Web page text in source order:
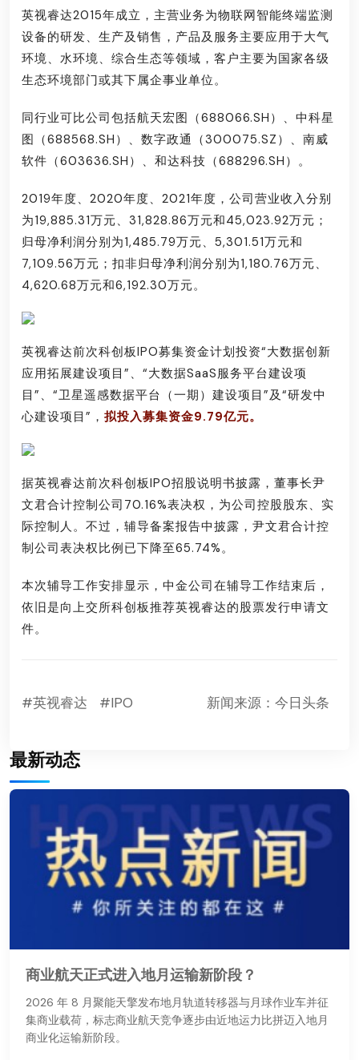
英视睿达2015年成立，主营业务为物联网智能终端监测
设备的研发、生产及销售，产品及服务主要应用于大气
环境、水环境、综合生态等领域，客户主要为国家各级
生态环境部门或其下属企事业单位。
同行业可比公司包括航天宏图（688066.SH）、中科星
图（688568.SH）、数字政通（300075.SZ）、南威
软件（603636.SH）、和达科技（688296.SH）。
2019年度、2020年度、2021年度，公司营业收入分别
为19,885.31万元、31,828.86万元和45,023.92万元；
归母净利润分别为1,485.79万元、5,301.51万元和
7,109.56万元；扣非归母净利润分别为1,180.76万元、
4,620.68万元和6,192.30万元。
英视睿达前次科创板IPO募集资金计划投资“大数据创新
应用拓展建设项目”、“大数据SaaS服务平台建设项
目”、“卫星遥感数据平台（一期）建设项目”及“研发中
心建设项目”， 拟投入募集资金9.79亿元。
据英视睿达前次科创板IPO招股说明书披露，董事长尹
文君合计控制公司70.16%表决权，为公司控股股东、实
际控制人。不过，辅导备案报告中披露，尹文君合计控
制公司表决权比例已下降至65.74%。
本次辅导工作安排显示，中金公司在辅导工作结束后，
依旧是向上交所科创板推荐英视睿达的股票发行申请文
件。
#英视睿达 #IPO 新闻来源：今日头条
最新动态
商业航天正式进入地月运输新阶段？
2026 年 8 月聚能天擎发布地月轨道转移器与月球作业车并征
集商业载荷，标志商业航天竞争逐步由近地运力比拼迈入地月
商业化运输新阶段。